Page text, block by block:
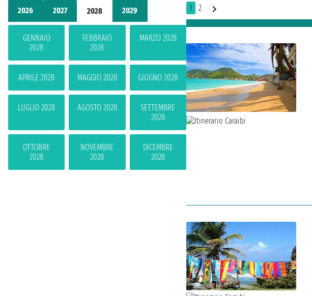
2026 2027 2028 2029
GENNAIO
2028
FEBBRAIO
2028
MARZO 2028
APRILE 2028 MAGGIO 2028 GIUGNO 2028
LUGLIO 2028 AGOSTO 2028
SETTEMBRE
2028
OTTOBRE
2028
NOVEMBRE
2028
DICEMBRE
2028
1 2